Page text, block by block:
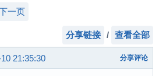
一页
分享链接 / 查看全部
21:35:30 分享评论